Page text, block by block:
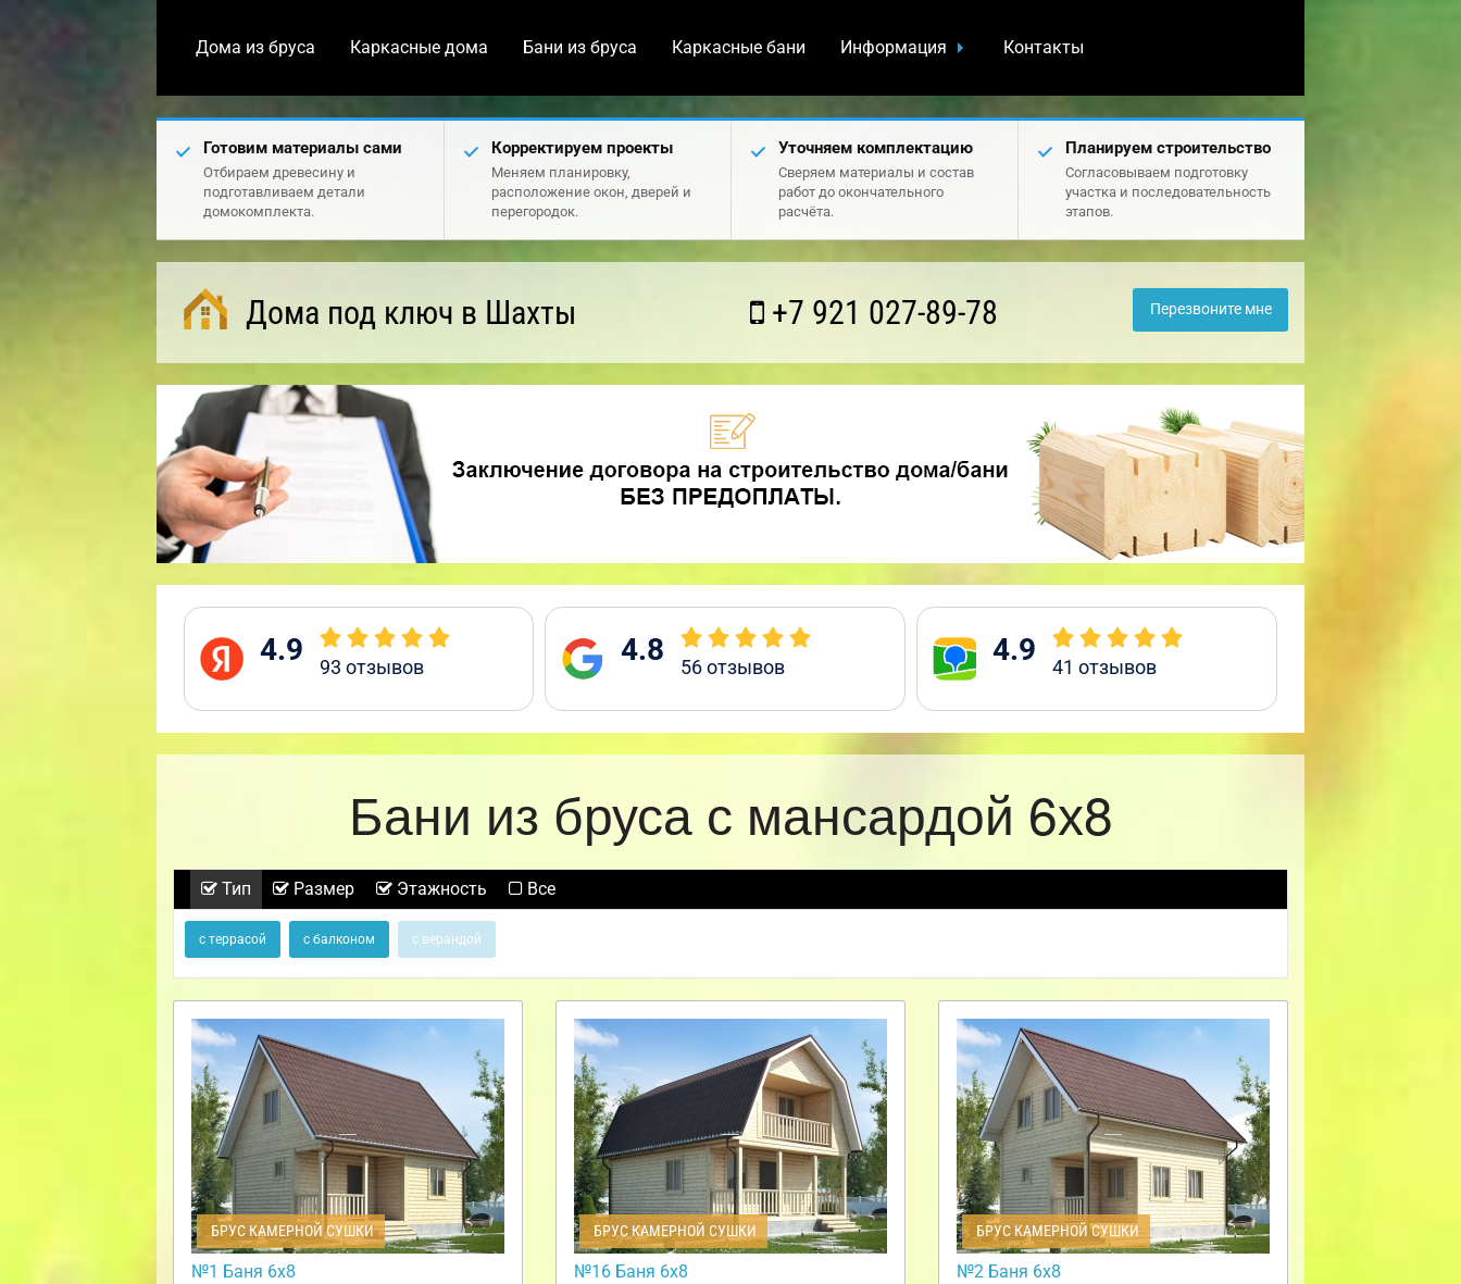
Дома из бруса Каркасные дома Бани из бруса Каркасные бани Информация Контакты
Готовим материалы сами
Отбираем древесину и
подготавливаем детали
домокомплекта.
Корректируем проекты
Меняем планировку,
расположение окон, дверей и
перегородок.
Уточняем комплектацию
Сверяем материалы и состав
работ до окончательного
расчёта.
Планируем строительство
Согласовываем подготовку
участка и последовательность
этапов.
Дома под ключ в Шахты +7 921 027-89-78 Перезвоните мне
4.9 93 отзывов 4.8 56отзывов 4.9 41 отзывов
Бани из бруса с мансардой 6х8
Тип Размер Этажность Все
с террасой с балконом с верандой
БРУС КАМЕРНОЙ СУШКИ
№1 Баня 6х8
БРУС КАМЕРНОЙ СУШКИ
№16 Баня 6х8
БРУС КАМЕРНОЙ СУШКИ
№2 Баня 6х8